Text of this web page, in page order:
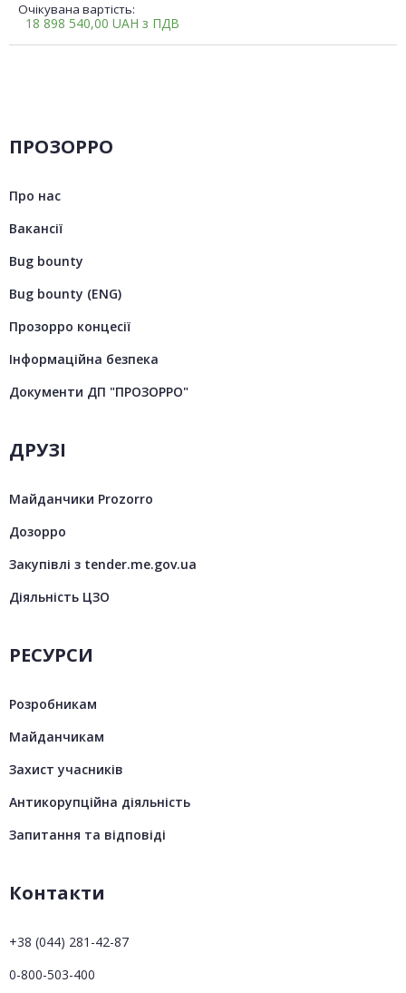
Очікувана вартість:
18 898 540,00 UAH з ПДВ
ПРОЗОРРО
Про нас
Вакансії
Bug bounty
Bug bounty (ENG)
Прозорро концесії
Інформаційна безпека
Документи ДП "ПРОЗОРРО"
ДРУЗІ
Майданчики Prozorro
Дозорро
Закупівлі з tender.me.gov.ua
Діяльність ЦЗО
РЕСУРСИ
Розробникам
Майданчикам
Захист учасників
Антикорупційна діяльність
Запитання та відповіді
Контакти
+38 (044) 281-42-87
0-800-503-400